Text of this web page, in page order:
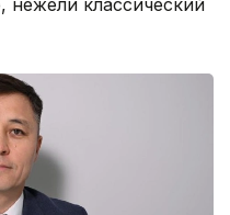
классический